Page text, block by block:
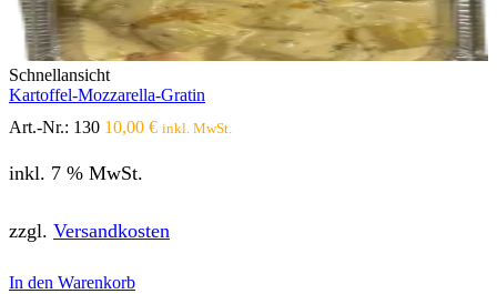
Schnellansicht
Kartoffel-Mozzarella-Gratin
Art.-Nr.: 130 10,00 € inkl. MwSt.
inkl. 7 % MwSt.
zzgl. Versandkosten
In den Warenkorb